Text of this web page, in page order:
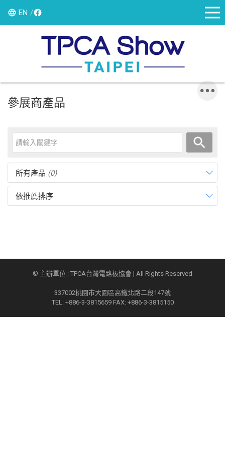
EN
參展商產品
所有產品 (0)
依推薦排序
© 主辦單位 : TPCA台灣電路板協會 | All Rights Reserved
337002桃園市大園區高鐵北路二段147號
TEL: +886-3-3815659 FAX: +886-3-3815150